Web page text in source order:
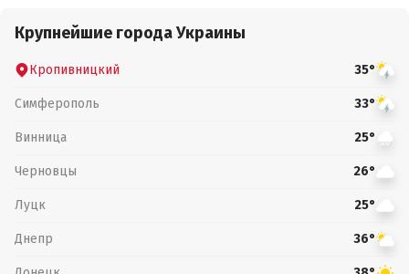
Крупнейшие города Украины
Кропивницкий 35°
Симферополь 33°
Винница 25°
Черновцы 26°
Луцк 25°
Днепр 36°